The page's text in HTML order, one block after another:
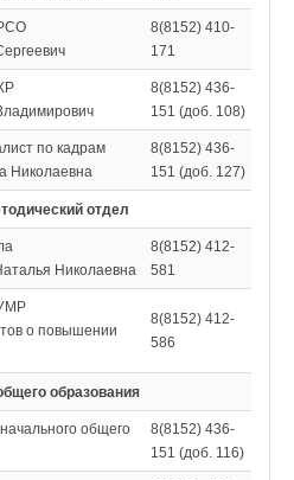
8(8152) 410-
171
8(8152) 436-
151 (доб. 108)
по кадрам
Николаевна
8(8152) 436-
151 (доб. 127)
отдел
Николаевна
8(8152) 412-
581
о повышении
8(8152) 412-
586
образования
общего
8(8152) 436-
151 (доб. 116)